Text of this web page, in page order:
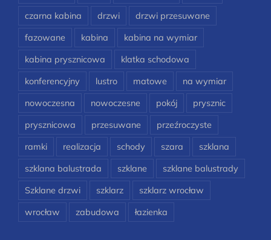
czarna kabina
drzwi
drzwi przesuwane
fazowane
kabina
kabina na wymiar
kabina prysznicowa
klatka schodowa
konferencyjny
lustro matowe
na wymiar
nowoczesna
nowoczesne pokój
prysznic
prysznicowa
przesuwane
przeźroczyste
ramki
realizacja schody szara
szklana
szklana balustrada
szklane
szklane balustrady
Szklane drzwi
szklarz
szklarz wrocław
wrocław
zabudowa łazienka